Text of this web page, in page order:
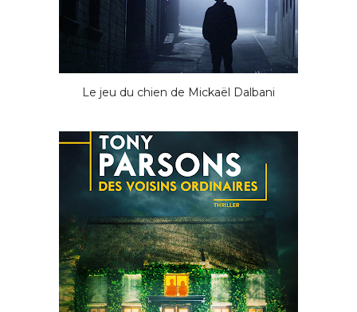
Le jeu du chien de Mickaël Dalbani